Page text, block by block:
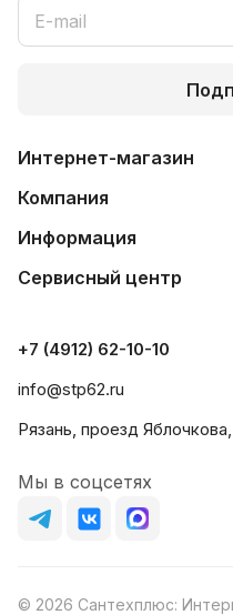
Интернет-магазин
Компания
Информация
Сервисный центр
+7 (4912) 62-10-10
info@stp62.ru
Рязань, проезд
Мы в соцсетях
© 2026 Сантехплюс: